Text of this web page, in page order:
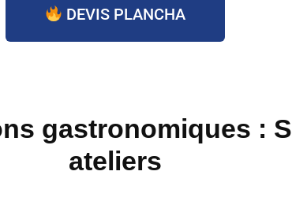
DEVIS PLANCHA
gastronomiques :
ateliers